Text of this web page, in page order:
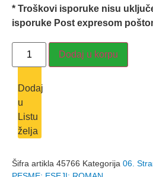
* Troškovi isporuke nisu
isporuke Post expresom
PRIČE;
PESME;
ESEJI;
Edgar
Alan
Po
količina
Dodaj u korpu
Dodaj
u
Listu
želja
Šifra artikla 45766 Kategorija 06.